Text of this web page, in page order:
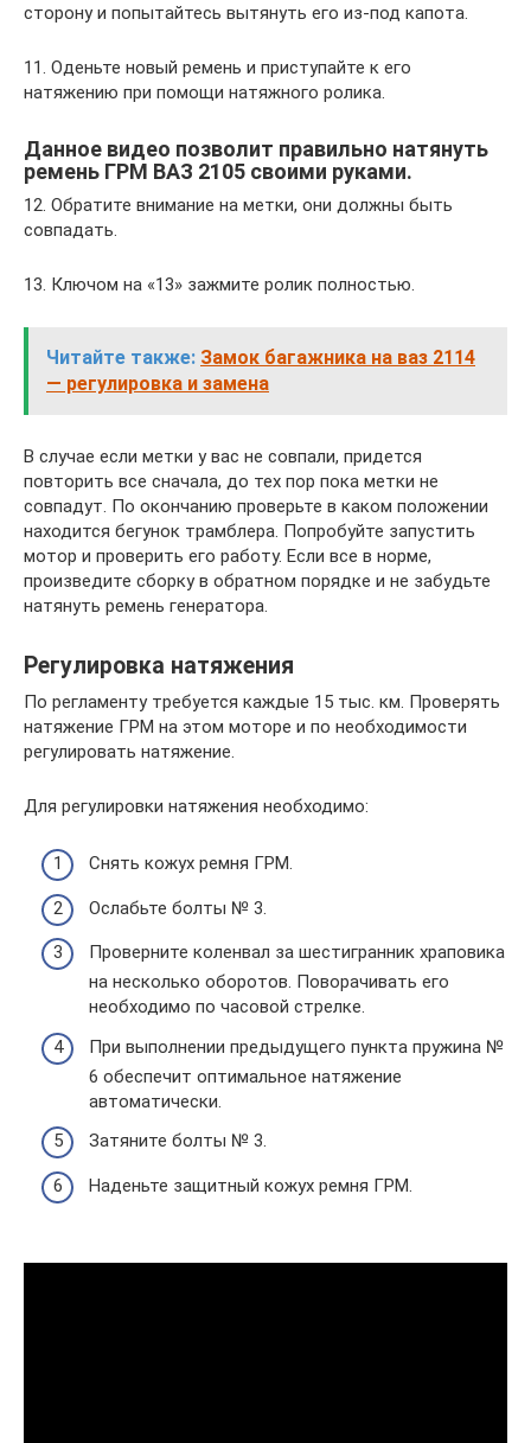
сторону и попытайтесь вытянуть его из-под капота.
11. Оденьте новый ремень и приступайте к его
натяжению при помощи натяжного ролика.
Данное видео позволит правильно натянуть
ремень ГРМ ВАЗ 2105 своими руками.
12. Обратите внимание на метки, они должны быть
совпадать.
13. Ключом на «13» зажмите ролик полностью.
Читайте также: Замок багажника на ваз 2114
— регулировка и замена
В случае если метки у вас не совпали, придется
повторить все сначала, до тех пор пока метки не
совпадут. По окончанию проверьте в каком положении
находится бегунок трамблера. Попробуйте запустить
мотор и проверить его работу. Если все в норме,
произведите сборку в обратном порядке и не забудьте
натянуть ремень генератора.
Регулировка натяжения
По регламенту требуется каждые 15 тыс. км. Проверять
натяжение ГРМ на этом моторе и по необходимости
регулировать натяжение.
Для регулировки натяжения необходимо:
Снять кожух ремня ГРМ.
Ослабьте болты № 3.
Проверните коленвал за шестигранник храповика
на несколько оборотов. Поворачивать его
необходимо по часовой стрелке.
При выполнении предыдущего пункта пружина №
6 обеспечит оптимальное натяжение
автоматически.
Затяните болты № 3.
Наденьте защитный кожух ремня ГРМ.